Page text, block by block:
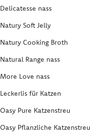
Delicatesse nass
Natury Soft Jelly
Natury Cooking Broth
Natural Range nass
More Love nass
Leckerlis für Katzen
Oasy Pure Katzenstreu
Oasy Pflanzliche Katzenstreu